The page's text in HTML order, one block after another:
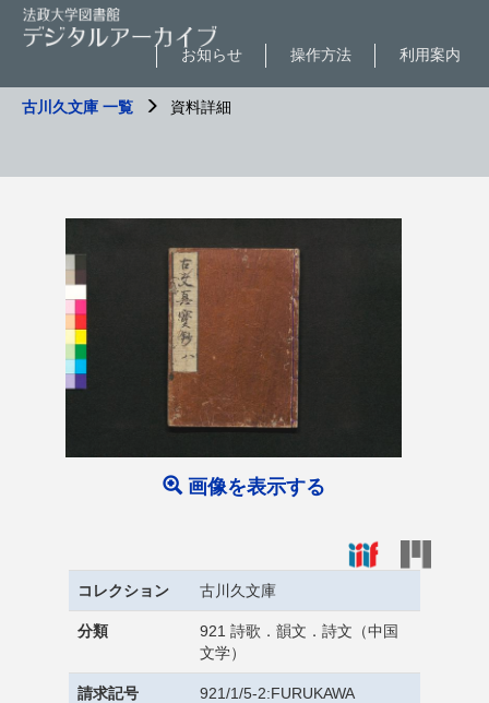
利用案内
操作方法
お知らせ
古川久文庫 一覧 資料詳細
画像を表示する
コレクション 古川久文庫
分類
921 詩歌．韻文．詩文（中国
文学）
請求記号 921/1/5-2:FURUKAWA